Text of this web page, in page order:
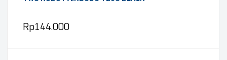
Rp144.000